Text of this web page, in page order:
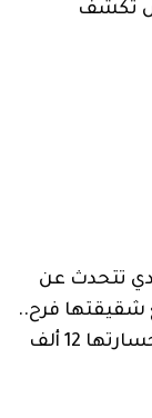
تكشف
تتحدث عن
شقيقتها فرح..
وماذا عن خسارتها 12 ألف